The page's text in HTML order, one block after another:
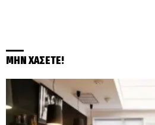
ΜΗΝ ΧΑΣΕΤΕ!